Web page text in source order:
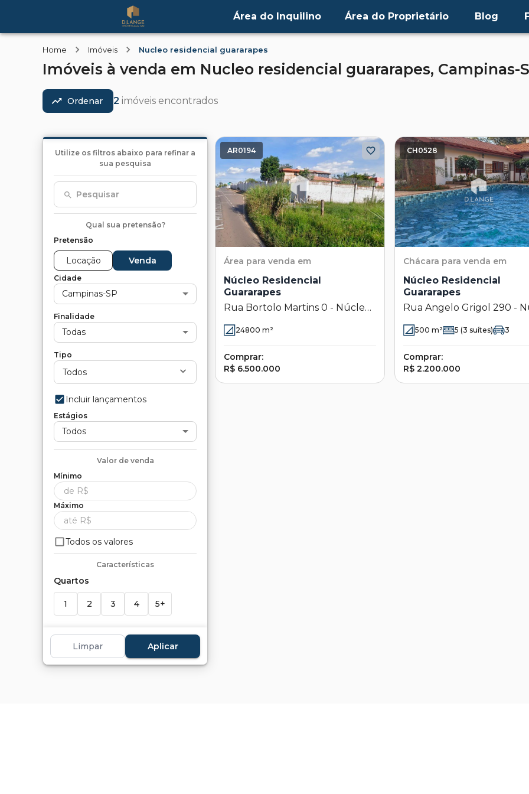
Área do Inquilino Área do Proprietário Blog
Home Imóveis Nucleo residencial guararapes
Imóveis à venda em Nucleo residencial guararapes, Campinas-
Ordenar 2 imóveis encontrados
Utilize os filtros abaixo para refinar a
sua pesquisa
Pesquisar
Qual sua pretensão?
Pretensão
Locação Venda
Cidade
Campinas-SP
Finalidade
Todas
Tipo
Todos
Incluir lançamentos
Estágios
Todos
Valor de venda
Mínimo
Máximo
Todos os valores
Características
Quartos
1 2 3 4 5+
2 5+
Limpar Aplicar
AR0194
Área para venda em
Núcleo Residencial
Guararapes
Rua Bortolo Martins 0 - Núcleo
Residencial Guararapes -
Campinas - SP
24800 m²
Comprar:
R$ 6.500.000
CH0528
Chácara para venda em
Núcleo Residencial
Guararapes
Rua Angelo Grigol 290 -
Residencial Guararapes -
Campinas - SP
500 m² 5 (3 suítes) 3
Comprar:
R$ 2.200.000